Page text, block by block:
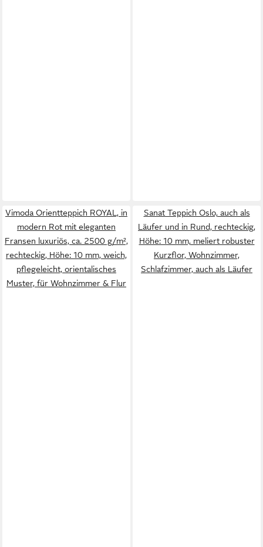
Vimoda Orientteppich ROYAL, in
modern Rot mit eleganten
Fransen luxuriös, ca. 2500 g/m²,
rechteckig, Höhe: 10 mm, weich,
pflegeleicht, orientalisches
Muster, für Wohnzimmer & Flur
Sanat Teppich Oslo, auch als
Läufer und in Rund, rechteckig,
Höhe: 10 mm, meliert robuster
Kurzflor, Wohnzimmer,
Schlafzimmer, auch als Läufer